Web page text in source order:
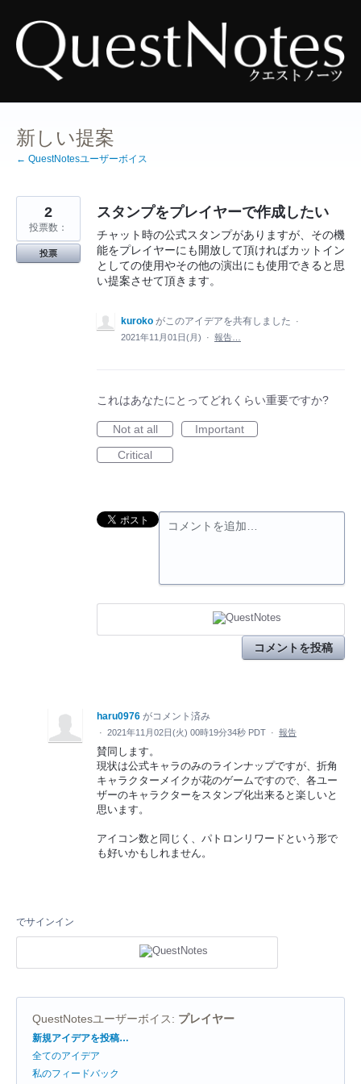
ン
テ
ン
ツ
新しい提案
← QuestNotesユーザーボイス
スタンプをプレイヤーで作成したい
チャット時の公式スタンプがありますが、その機
能をプレイヤーにも開放して頂ければカットイン
としての使用やその他の演出にも使用できると思
い提案させて頂きます。
2
投票数：
投票
kuroko がこのアイデアを共有しました
·
2021年11月01日(月)
· 報告…
これはあなたにとってどれくらい重要ですか?
Not at all
Important
Critical
コメントを追加…
コメントを投稿
haru0976 がコメント済み
· 2021年11月02日(火) 00時19分34秒 PDT · 報告
賛同します。
現状は公式キャラのみのラインナップですが、折角
キャラクターメイクが花のゲームですので、各ユー
ザーのキャラクターをスタンプ化出来ると楽しいと
思います。
アイコン数と同じく、パトロンリワードという形で
も好いかもしれません。
でサインイン
QuestNotesユーザーボイス: プレイヤー
カ
ゴ
リ
新規アイデアを投稿…
全てのアイデア
私のフィードバック